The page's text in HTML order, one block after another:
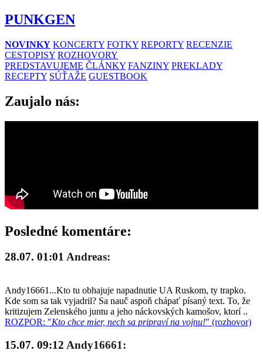
PUNKGEN
NOVINKY KONCERTY FOTKY REPORTY RECENZIE
CESTOPISY ROZHOVORY
PREDSTAVUJEME ČLÁNKY FANZINY PREKLADY
RECEPTY SÚŤAŽE GUESTBOOK
Zaujalo nás:
Posledné komentáre:
28.07. 01:01 Andreas:
Andy16661...Kto tu obhajuje napadnutie UA Ruskom, ty trapko.
Kde som sa tak vyjadril? Sa nauč aspoň chápať písaný text. To, že
kritizujem Zelenského juntu a jeho náckovských kamošov, ktorí ..
ROZPOR: "Kto chce mier, nech sa pripraví na vojnu!" (rozhovor)
15.07. 09:12 Andy16661: